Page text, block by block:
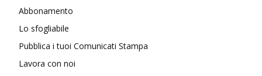
Abbonamento
Lo sfogliabile
Pubblica i tuoi Comunicati Stampa
Lavora con noi